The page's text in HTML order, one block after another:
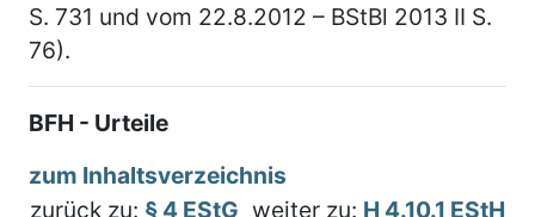
S. 731 und vom 22.8.2012 – BStBl 2013 II S.
76).
BFH - Urteile
zum Inhaltsverzeichnis
zurück zu: § 4 EStG weiter zu: H 4.10.1 EStH